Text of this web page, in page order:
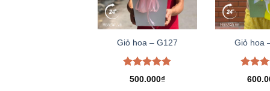
Giỏ hoa – G127
Được xếp
hạng5.00
500.000₫
Giỏ hoa
Được
hạng